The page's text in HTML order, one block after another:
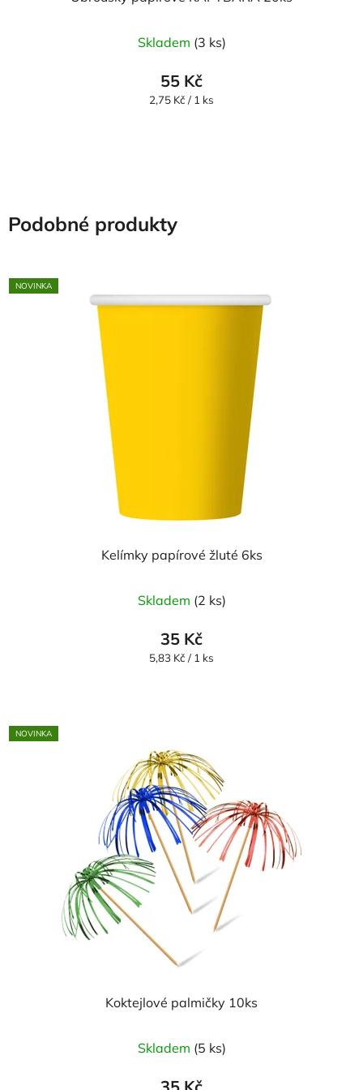
Skladem (3 ks)
55 Kč
Měrná
2,75 Kč / 1 ks
Podobné produkty
NOVINKA
Kelímky papírové žluté 6ks
Skladem (2 ks)
35 Kč
Měrná
5,83 Kč / 1 ks
NOVINKA
Koktejlové palmičky 10ks
Skladem (5 ks)